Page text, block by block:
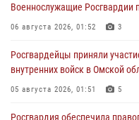
Военнослужащие Росгвардии
06 августа 2026, 01:52 3
Росгвардейцы приняли
внутренних войск в Омской
05 августа 2026, 01:51 5
Росгвардия обеспечила